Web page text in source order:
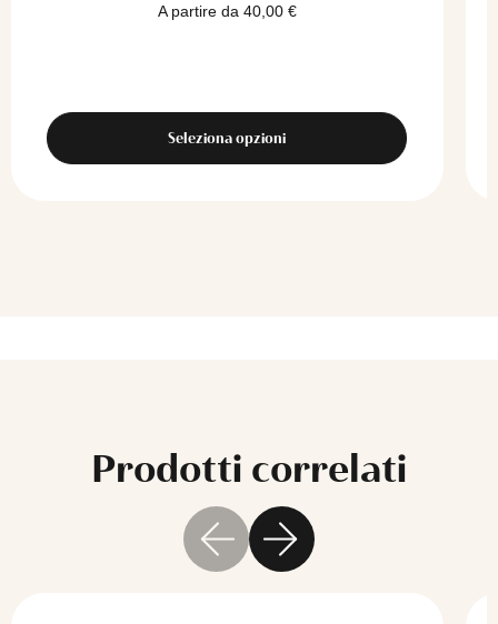
A partire da 40,00 €
Seleziona opzioni
Prodotti correlati